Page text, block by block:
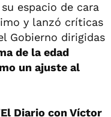
espacio de cara
y lanzó críticas
Gobierno dirigidas
de la edad
un ajuste al
Diario con Víctor